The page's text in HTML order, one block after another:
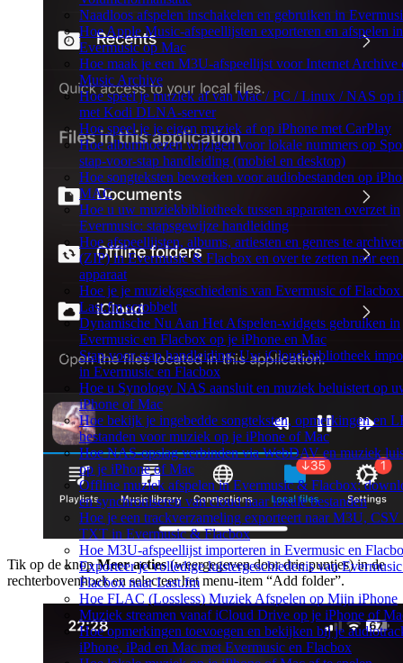
Naadloos afspelen inschakelen en gebruiken in
Hoe Apple Music-afspeellijsten exporteren en afspelen in
Evermusic op Mac
Hoe maak je een M3U-afspeellijst voor Internet
Music Archive
Hoe speel je muziek af van Mac / PC / Linux / NAS op
met Kodi DLNA-server
Hoe speel je je eigen muziek af op iPhone met CarPlay
Hoe albumhoezen wijzigen voor lokale nummers op
stap-voor-stap handleiding (mobiel en desktop)
Hoe songteksten bewerken voor audiobestanden op
MAC
Hoe u uw muziekbibliotheek tussen apparaten overzet in
Evermusic: stapsgewijze handleiding
Hoe afspeellijsten, albums, artiesten en genres te
(ZIP) in Evermusic & Flacbox en over te zetten naar een
apparaat
Hoe je je muziekgeschiedenis van Evermusic of Flacbox
Last.fm scrobbelt
Dynamische Nu Aan Het Afspelen-widgets gebruiken in
Evermusic en Flacbox op je iPhone en Mac
Stap-voor-stap handleiding: Uw iCloud-bibliotheek
in Evermusic en Flacbox
Hoe u Synology NAS aansluit en muziek beluistert op
iPhone of Mac
Hoe bekijk je ingebedde songteksten, opmerkingen en
bestanden voor muziek op je iPhone of Mac
Hoe NAS-opslag verbinden via WebDAV en muziek
op je iPhone of Mac
Offline muziek afspelen in Evermusic & Flacbox:
en synchroniseren van cloud naar lokale bestanden
Hoe je een trackverzameling exporteert naar M3U, CSV
TXT in Evermusic & Flacbox
Hoe M3U-afspeellijst importeren in Evermusic en
Exporteer je volledige luistergeschiedenis van
Flacbox naar Last.fm
Hoe FLAC (Lossless) Muziek Afspelen op Mijn iPhone
Muziek streamen vanaf iCloud Drive op je iPhone of
Hoe opmerkingen toevoegen en bekijken bij je
iPhone, iPad en Mac met Evermusic en Flacbox
Tik op de knopMeer acties(weergegeven door drie puntjes) in de
rechterbovenhoek en selecteer het menu-item “Add folder”.